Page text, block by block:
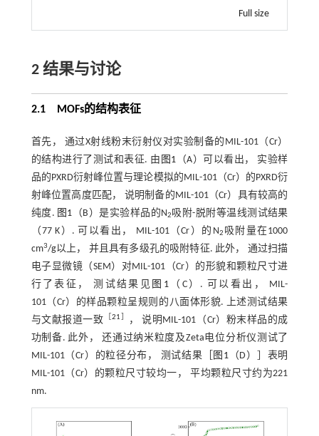
Full size
2 结果与讨论
2.1 MOFs的结构表征
首先， 通过X射线粉末衍射仪对实验制备的MIL-101（Cr）
的结构进行了测试和表征. 由 图1 （A）可以看出， 实验样
品的PXRD衍射峰位置与理论模拟的MIL-101（Cr）的PXRD衍
射峰位置高度匹配， 说明制备的MIL-101（Cr）具有较高的
纯度. 图1 （B）是实验样品的N2吸附-脱附等温线测试结果
（77 K）. 可以看出， MIL-101（Cr）的N2 吸附量在1000
cm3/g以上， 并且具有多级孔的吸附特征. 此外， 通过扫描
电子显微镜（SEM）对MIL-101（Cr）的形貌和颗粒尺寸进
行了表征， 测试结果见 图1（C）. 可以看出， MIL-
101（Cr）的样品颗粒呈规则的八面体形貌. 上述测试结果
与文献报道一致 ［21
， 说明MIL-101（Cr）粉末样品的成
功制备. 此外， 还通过纳米粒度及Zeta电位分析仪测试了
MIL-101（Cr）的粒径分布， 测试结果［
图1 （D）］表明
MIL-101（Cr）的颗粒尺寸较均一， 平均颗粒尺寸约为221
nm.